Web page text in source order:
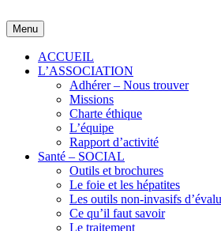
to
content
Menu
ACCUEIL
L’ASSOCIATION
Adhérer – Nous trouver
Missions
Charte éthique
L’équipe
Rapport d’activité
Santé – SOCIAL
Outils et brochures
Le foie et les hépatites
Les outils non-invasifs
Ce qu’il faut savoir
Le traitement